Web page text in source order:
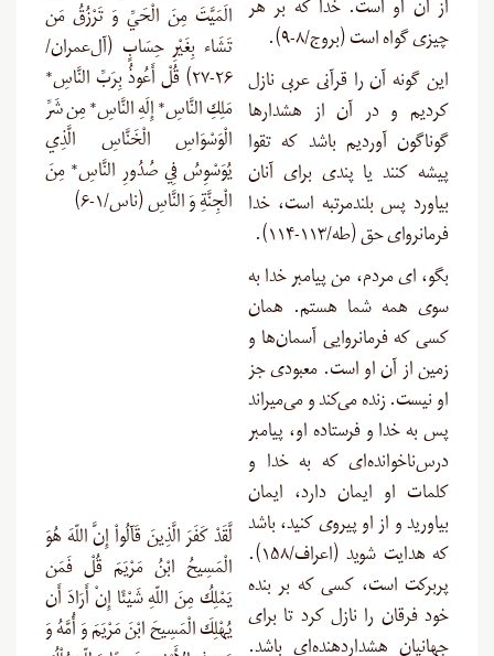
از آن او است. خدا که بر هر
چیزی گواه است (بروج/۸-۹
).
این گونه آن را قرآنى عربى نازل
کردیم و در آن از هشدارها
گوناگون آوردیم باشد که تقوا
پیشه کنند یا پندى براى آنان
بیاورد پس بلندمرتبه است، ‏خدا
فرمانرواى حق (طه/۱۱۳-۱۱۴
).
بگو، ای مردم، من پیامبر خدا به
سوی همه شما هستم. همان
کسی که فرمانروایی آسمانها و
زمین از آن او است. معبودی جز
او نیست. زنده می‌کند و می‌میراند
پس به خدا و فرستاده او، پیامبر
درس‌ناخوانده‌‌ای که به خدا و
کلمات او ایمان دارد، ایمان
بیاورید و از او پیروی کنید، باشد
که هدایت شوید (اعراف/۱۵۸).
پربرکت است، کسی که بر بنده
خود فرقان را نازل کرد تا برای
جهانیان هشداردهنده‌ای باشد.
الَمَيَّتَ مِنَ الْحَيِّ وَ تَرْزُقُ مَن
تَشَاء بِغَيْرِ حِسَابٍ (آل‌عمران/
۲۶-۲۷) قُلْ أَعُوذُ بِرَبِّ النَّاسِ*
مَلِكِ النَّاسِ* إِلَهِ النَّاسِ* مِن شَرِّ
الْوَسْوَاسِ الْخَنَّاسِ الَّذِي
يُوَسْوِسُ فِي صُدُورِ النَّاسِ* مِنَ
الْجِنَّةِ وَ النَّاسِ (ناس/۱-۶)
لَّقَدْ كَفَرَ الَّذِينَ قَآلُواْ إِنَّ اللّهَ هُوَ
الْمَسِيحُ ابْنُ مَرْيَمَ قُلْ فَمَن
يَمْلِكُ مِنَ اللّهِ شَيْئًا إِنْ أَرَادَ أَن
يُهْلِكَ الْمَسِيحَ ابْنَ مَرْيَمَ وَ أُمَّهُ وَ